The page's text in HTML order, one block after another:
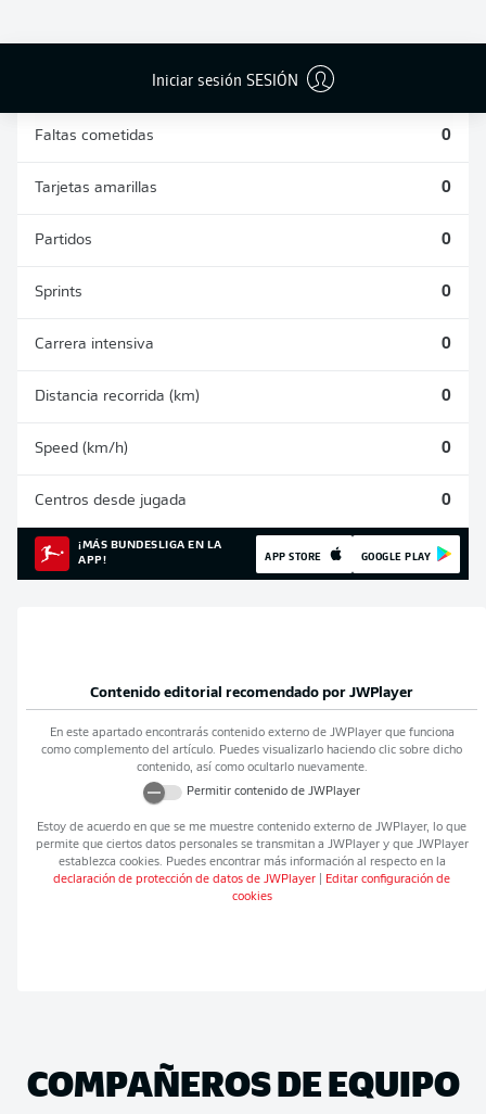
Iniciar sesión SESIÓN
Faltas cometidas 0
Tarjetas amarillas 0
Partidos 0
Sprints 0
Carrera intensiva 0
Distancia recorrida (km) 0
Speed (km/h) 0
Centros desde jugada 0
¡MÁS BUNDESLIGA EN LA
APP!
APP STORE GOOGLE PLAY
Contenido editorial recomendado por JWPlayer
En este apartado encontrarás contenido externo de JWPlayerque funciona
como complemento del artículo. Puedes visualizarlo haciendo clic sobre dicho
contenido, así como ocultarlo nuevamente.
Permitir contenido de JWPlayer
Estoy de acuerdo en que se me muestre contenido externo de JWPlayer, lo que
permite que ciertos datos personales se transmitan a JWPlayery que JWPlayer
establezca cookies. Puedes encontrar más información al respecto en la
declaración de protección de datos de JWPlayer
Editar configuración de
cookies
COMPAÑEROS DE EQUIPO